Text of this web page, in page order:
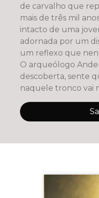
de carvalho que
mais de três mil
intacto de uma
adornada por um
um reflexo que
O arqueólogo
descoberta, sente
naquele tronco vai